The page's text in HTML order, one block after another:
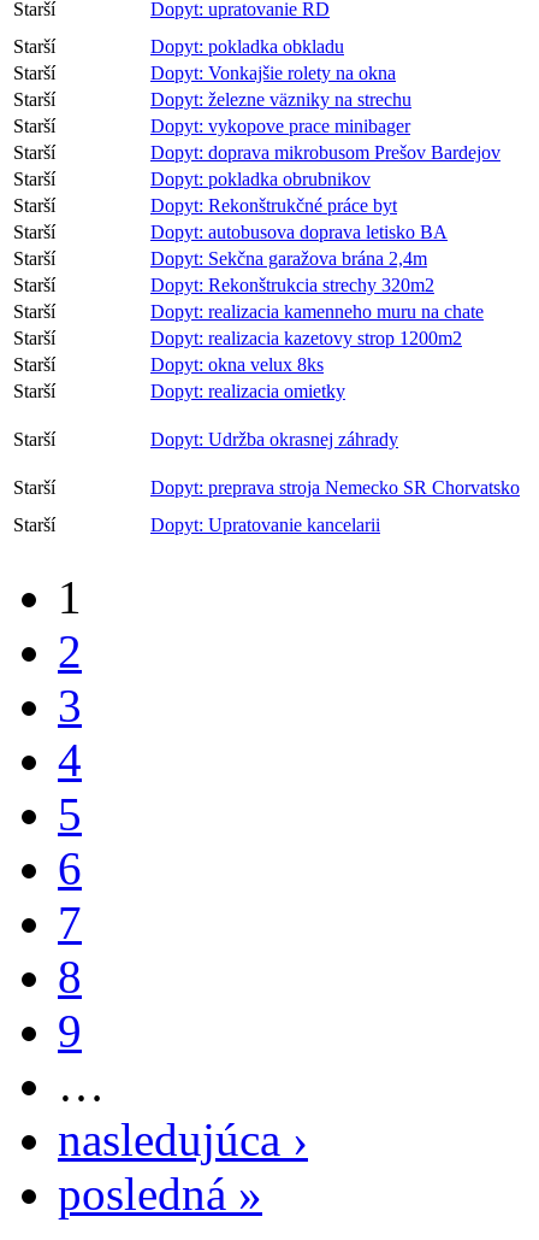
Starší
Dopyt: upratovanie RD
Starší
Dopyt: pokladka obkladu
Starší
Dopyt: Vonkajšie rolety na okna
Starší
Dopyt: železne väzniky na strechu
Starší
Dopyt: vykopove prace minibager
Starší
Dopyt: doprava mikrobusom Prešov Bardejov
Starší
Dopyt: pokladka obrubnikov
Starší
Dopyt: Rekonštrukčné práce byt
Starší
Dopyt: autobusova doprava letisko BA
Starší
Dopyt: Sekčna garažova brána 2,4m
Starší
Dopyt: Rekonštrukcia strechy 320m2
Starší
Dopyt: realizacia kamenneho muru na chate
Starší
Dopyt: realizacia kazetovy strop 1200m2
Starší
Dopyt: okna velux 8ks
Starší
Dopyt: realizacia omietky
Starší Dopyt: Udržba okrasnej záhrady
Starší
Dopyt: preprava stroja Nemecko SR Chorvatsko
Starší
Dopyt: Upratovanie kancelarii
1
2
3
4
5
6
7
8
9
…
nasledujúca ›
posledná »